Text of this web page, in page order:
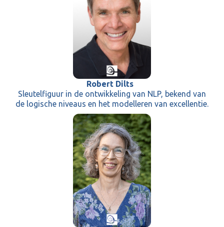
Robert Dilts
Sleutelfiguur in de ontwikkeling van NLP, bekend van
de logische niveaus en het modelleren van excellentie.